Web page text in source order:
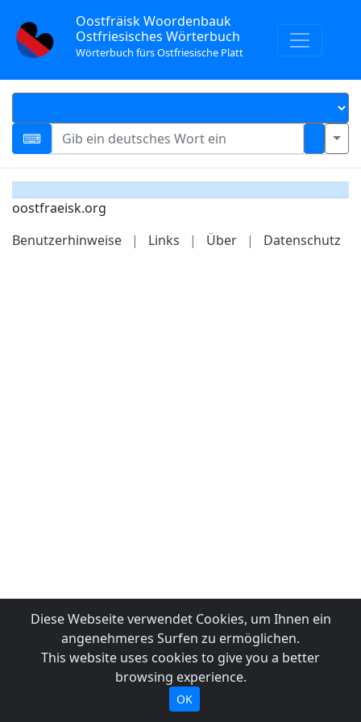
Oostfräisk Woordenbauk
Ostfriesisches Wörterbuch
Wörterbuch fürs Ostfriesische Platt
oostfraeisk.org
Benutzerhinweise
| Links | Über | Datenschutz
Diese Webseite verwendet Cookies, um Ihnen ein
angenehmeres Surfen zu ermöglichen.
This website uses cookies to give you a better
browsing experience.
OK